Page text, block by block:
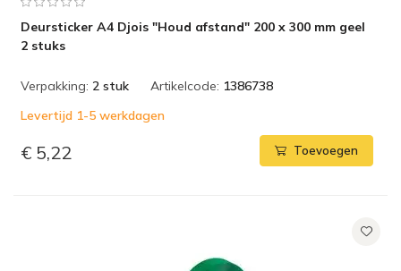
Deursticker A4 Djois "Houd afstand" 200 x 300 mm geel
2 stuks
Verpakking: 2 stuk Artikelcode: 1386738
Levertijd 1-5 werkdagen
€ 5,22 Toevoegen